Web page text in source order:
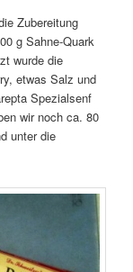
Zubereitung
g Sahne-Quark
wurde die
etwas Salz und
Spezialsenf
wir noch ca. 80
unter die